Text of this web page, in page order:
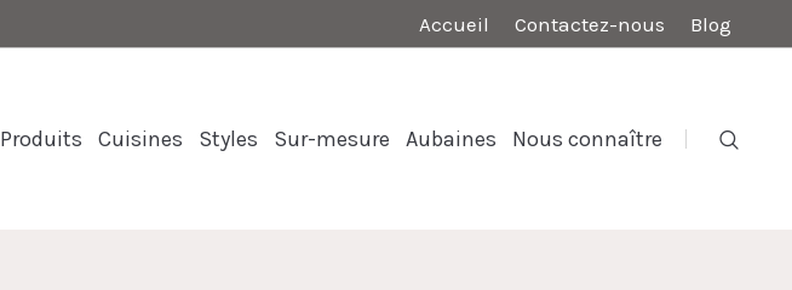
Accueil Contactez-nous Blog
Produits Cuisines Styles Sur-mesure Aubaines Nous connaître